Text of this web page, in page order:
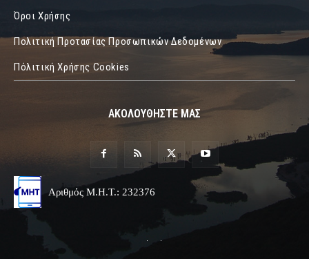
Όροι Χρήσης
Πολιτική Προτασίας Προσωπικών Δεδομένων
Πόλιτική Χρήσης Cookies
ΑΚΟΛΟΥΘΗΣΤΕ ΜΑΣ
Αριθμός Μ.Η.Τ.: 232376